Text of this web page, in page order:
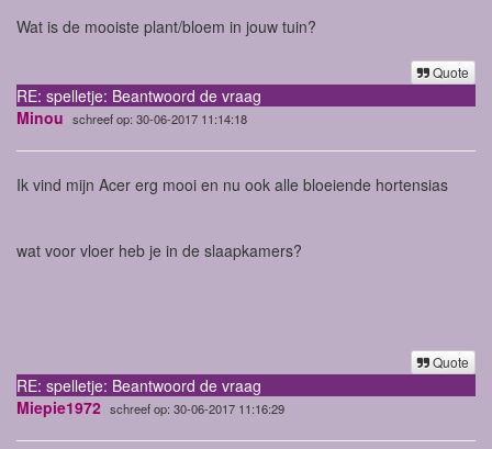
Wat is de mooiste plant/bloem in jouw tuin?
Quote
RE: spelletje: Beantwoord de vraag
Minou schreef op: 30-06-2017 11:14:18
Ik vind mijn Acer erg mooi en nu ook alle bloeiende hortensias
wat voor vloer heb je in de slaapkamers?
Quote
RE: spelletje: Beantwoord de vraag
Miepie1972 schreef op: 30-06-2017 11:16:29